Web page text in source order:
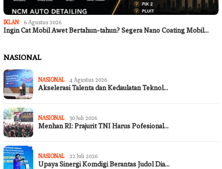
IKLAN 6 Agustus 2026
Ingin Cat Mobil Awet Bertahun-tahun? Segera Nano Coating Mobil…
NASIONAL
NASIONAL 4 Agustus 2026
Akselerasi Talenta dan Kedaulatan Teknol…
NASIONAL 30 Juli 2026
Menhan RI: Prajurit TNI Harus Pofesional…
NASIONAL 22 Juli 2026
Upaya Sinergi Komdigi Berantas Judol Dia…